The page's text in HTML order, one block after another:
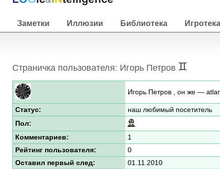
Заметки Иллюзии Библиотека Игротека
Страничка пользователя: Игорь Петров
Игорь Петров , он же —
Статус:
наш любимый посетитель
Пол:
Комментариев:
1
Рейтинг пользователя:
0
Оставил первый след:
01.11.2010